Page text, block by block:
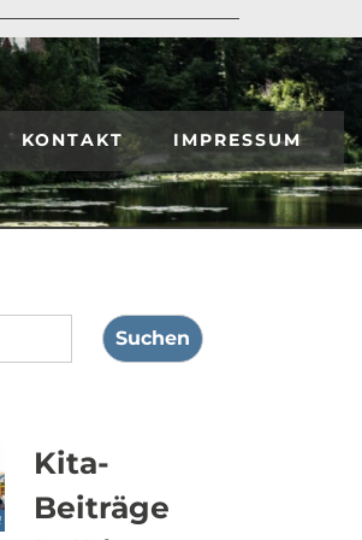
KONTAKT IMPRESSUM
Suchen
Kita-
Beiträge